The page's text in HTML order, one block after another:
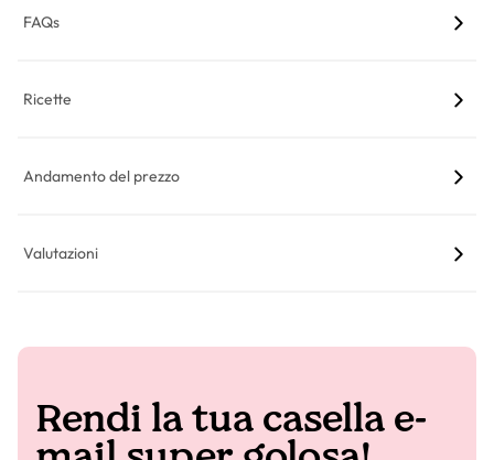
FAQs
Ricette
Andamento del prezzo
Valutazioni
Rendi la tua casella e-